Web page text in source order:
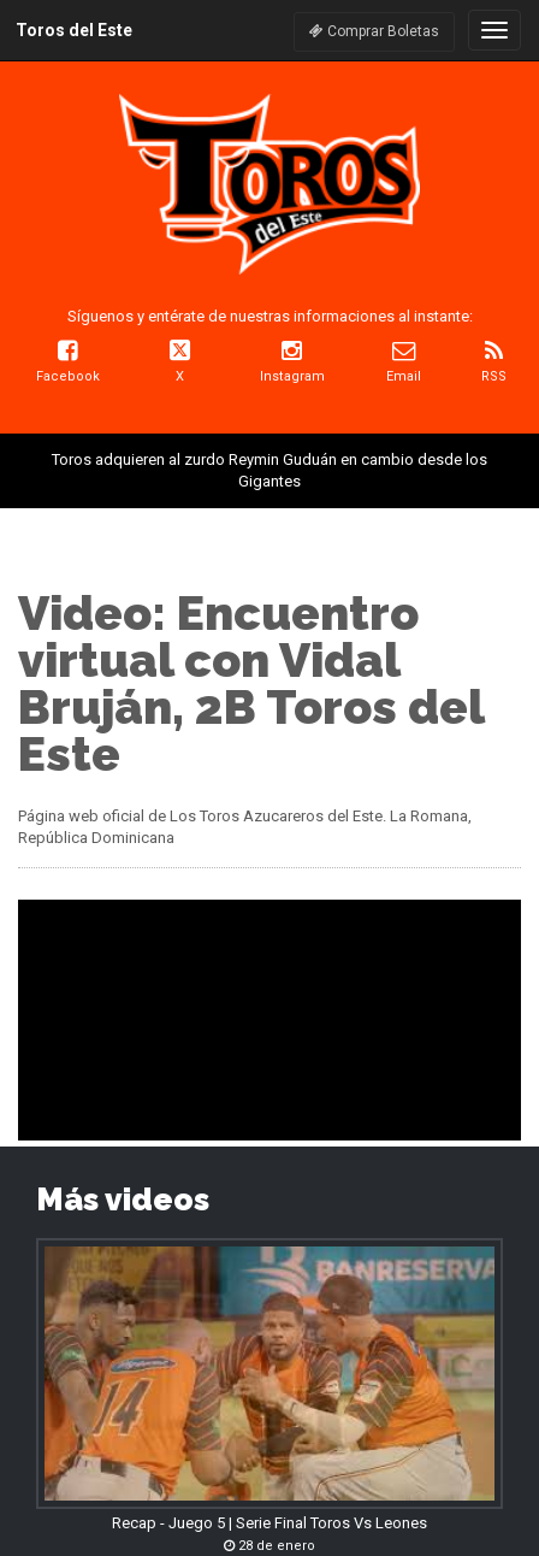
Toros del Este Comprar Boletas
Síguenos y entérate de nuestras informaciones al instante:
Facebook X Instagram Email RSS
Toros adquieren al zurdo Reymin Guduán en cambio desde los
Gigantes
Video: Encuentro
virtual con Vidal
Bruján, 2B Toros del
Este
Página web oficial de Los Toros Azucareros del Este. La Romana,
República Dominicana
Más videos
Recap - Juego 5 | Serie Final Toros Vs Leones
28 de enero